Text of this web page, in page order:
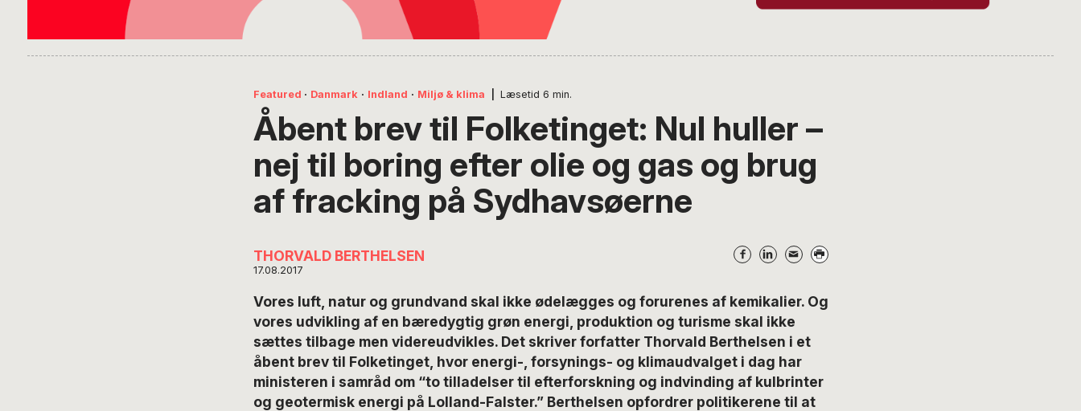
Featured · Danmark · Indland · Miljø & klima Læsetid 6 min.
Åbent brev til Folketinget: Nul huller –
nej til boring efter olie og gas og brug
af fracking på Sydhavsøerne
THORVALD BERTHELSEN
17.08.2017
Vores luft, natur og grundvand skal ikke ødelægges og forurenes af kemikalier. Og
vores udvikling af en bæredygtig grøn energi, produktion og turisme skal ikke
sættes tilbage men videreudvikles. Det skriver forfatter Thorvald Berthelsen i et
åbent brev til Folketinget, hvor energi-, forsynings- og klimaudvalget i dag har
ministeren i samråd om “to tilladelser til efterforskning og indvinding af kulbrinter
og geotermisk energi på Lolland-Falster.” Berthelsen opfordrer politikerene til at